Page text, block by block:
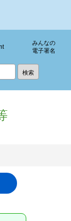
みんなの
電子署名